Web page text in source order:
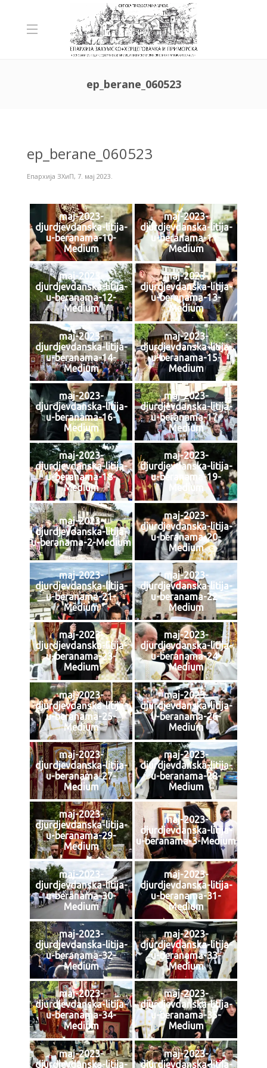
ep_berane_060523
ep_berane_060523
Епархија ЗХиП, 7. мај 2023.
maj-2023-
djurdjevdanska-litija-
u-beranama-10-
Medium
maj-2023-
djurdjevdanska-litija-
u-beranama-11-
Medium
maj-2023-
djurdjevdanska-litija-
u-beranama-12-
Medium
maj-2023-
djurdjevdanska-litija-
u-beranama-13-
Medium
maj-2023-
djurdjevdanska-litija-
u-beranama-14-
Medium
maj-2023-
djurdjevdanska-litija-
u-beranama-15-
Medium
maj-2023-
djurdjevdanska-litija-
u-beranama-16-
Medium
maj-2023-
djurdjevdanska-litija-
u-beranama-17-
Medium
maj-2023-
djurdjevdanska-litija-
u-beranama-18-
Medium
maj-2023-
djurdjevdanska-litija-
u-beranama-19-
Medium
maj-2023-
djurdjevdanska-litija-
u-beranama-2-Medium
maj-2023-
djurdjevdanska-litija-
u-beranama-20-
Medium
maj-2023-
djurdjevdanska-litija-
u-beranama-21-
Medium
maj-2023-
djurdjevdanska-litija-
u-beranama-22-
Medium
maj-2023-
djurdjevdanska-litija-
u-beranama-23-
Medium
maj-2023-
djurdjevdanska-litija-
u-beranama-24-
Medium
maj-2023-
djurdjevdanska-litija-
u-beranama-25-
Medium
maj-2023-
djurdjevdanska-litija-
u-beranama-26-
Medium
maj-2023-
djurdjevdanska-litija-
u-beranama-27-
Medium
maj-2023-
djurdjevdanska-litija-
u-beranama-28-
Medium
maj-2023-
djurdjevdanska-litija-
u-beranama-29-
Medium
maj-2023-
djurdjevdanska-litija-
u-beranama-3-Medium
maj-2023-
djurdjevdanska-litija-
u-beranama-30-
Medium
maj-2023-
djurdjevdanska-litija-
u-beranama-31-
Medium
maj-2023-
djurdjevdanska-litija-
u-beranama-32-
Medium
maj-2023-
djurdjevdanska-litija-
u-beranama-33-
Medium
maj-2023-
djurdjevdanska-litija-
u-beranama-34-
Medium
maj-2023-
djurdjevdanska-litija-
u-beranama-35-
Medium
maj-2023-
djurdjevdanska-litija-
maj-2023-
djurdjevdanska-litija-